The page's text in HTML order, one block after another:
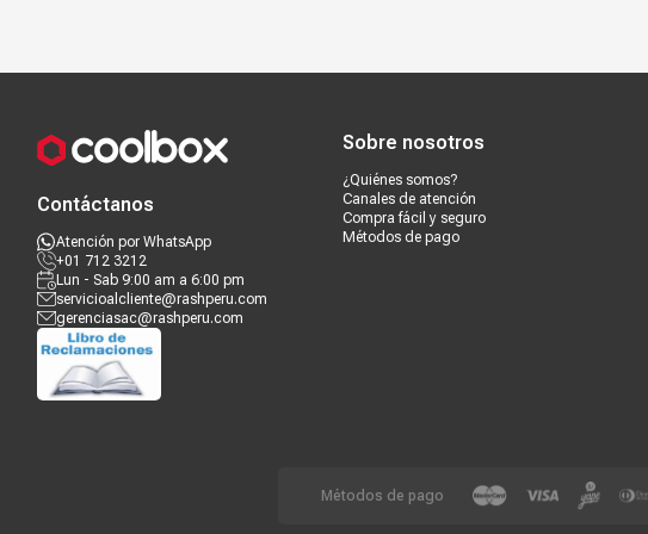
Contáctanos
Atención por WhatsApp
+01 712 3212
Lun - Sab 9:00 am a 6:00 pm
servicioalcliente@rashperu.com
gerenciasac@rashperu.com
Sobre nosotros
¿Quiénes somos?
Canales de atención
Compra fácil y seguro
Métodos de pago
Métodos de pago